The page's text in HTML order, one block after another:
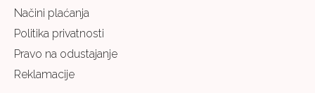
Načini plaćanja
Politika privatnosti
Pravo na odustajanje
Reklamacije